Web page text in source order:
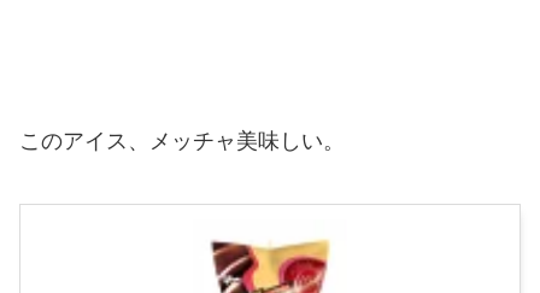
このアイス、メッチャ美味しい。